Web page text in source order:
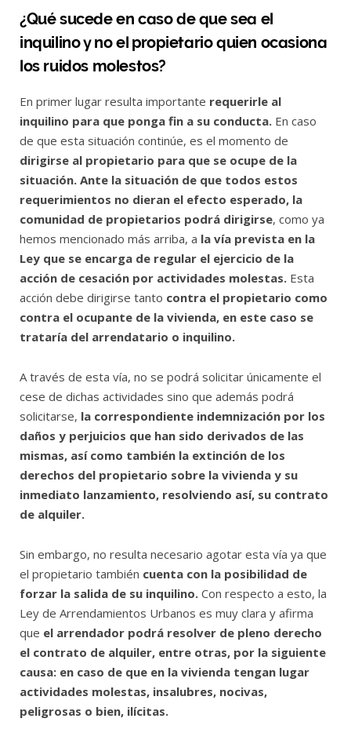
¿Qué sucede en caso de que sea el
inquilino y no el propietario quien ocasiona
los ruidos molestos?
En primer lugar resulta importante requerirle al
inquilino para que ponga fin a su conducta. En caso
de que esta situación continúe, es el momento de
dirigirse al propietario para que se ocupe de la
situación. Ante la situación de que todos estos
requerimientos no dieran el efecto esperado, la
comunidad de propietarios podrá dirigirse, como ya
hemos mencionado más arriba, a la vía prevista en la
Ley que se encarga de regular el ejercicio de la
acción de cesación por actividades molestas. Esta
acción debe dirigirse tanto contra el propietario como
contra el ocupante de la vivienda, en este caso se
trataría del arrendatario o inquilino.
A través de esta vía, no se podrá solicitar únicamente el
cese de dichas actividades sino que además podrá
solicitarse, la correspondiente indemnización por los
daños y perjuicios que han sido derivados de las
mismas, así como también la extinción de los
derechos del propietario sobre la vivienda y su
inmediato lanzamiento, resolviendo así, su contrato
de alquiler.
Sin embargo, no resulta necesario agotar esta vía ya que
el propietario también cuenta con la posibilidad de
forzar la salida de su inquilino. Con respecto a esto, la
Ley de Arrendamientos Urbanos es muy clara y afirma
que el arrendador podrá resolver de pleno derecho
el contrato de alquiler, entre otras, por la siguiente
causa: en caso de que en la vivienda tengan lugar
actividades molestas, insalubres, nocivas,
peligrosas o bien, ilícitas.